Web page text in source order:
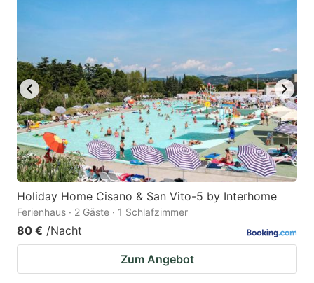
Holiday Home Cisano & San Vito-5 by Interhome
Ferienhaus · 2 Gäste · 1 Schlafzimmer
80 € /Nacht
Zum Angebot